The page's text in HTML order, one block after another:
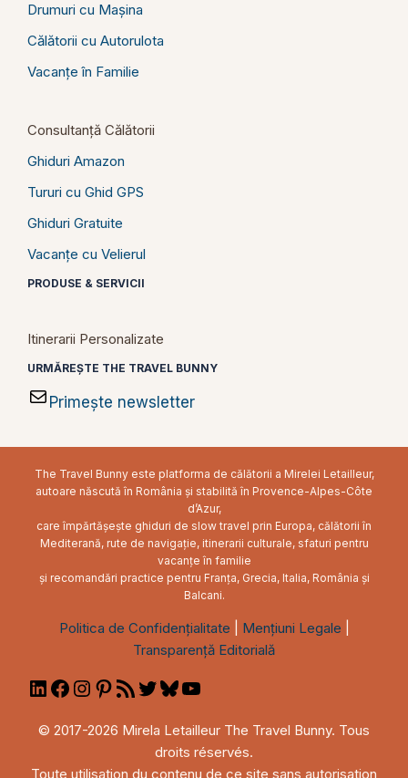
Drumuri cu Mașina
Călătorii cu Autorulota
Vacanțe în Familie
Consultanță Călătorii
Ghiduri Amazon
Tururi cu Ghid GPS
Ghiduri Gratuite
Vacanțe cu Velierul
PRODUSE & SERVICII
Itinerarii Personalizate
URMĂREȘTE THE TRAVEL BUNNY
Primește newsletter
The Travel Bunny este platforma de călătorii a Mirelei Letailleur,
autoare născută în România și stabilită în Provence-Alpes-Côte
d’Azur,
care împărtășește ghiduri de slow travel prin Europa, călătorii în
Mediterană, rute de navigație, itinerarii culturale, sfaturi pentru
vacanțe în familie
și recomandări practice pentru Franța, Grecia, Italia, România și
Balcani.
Politica de Confidențialitate Mențiuni Legale
Transparență Editorială
LinkedIn
Facebook
Instagram
Pinterest
RSSTwitterBluesky
© 2017-2026 Mirela Letailleur The Travel Bunny. Tous
droits réservés.
Toute utilisation du contenu de ce site sans autorisation